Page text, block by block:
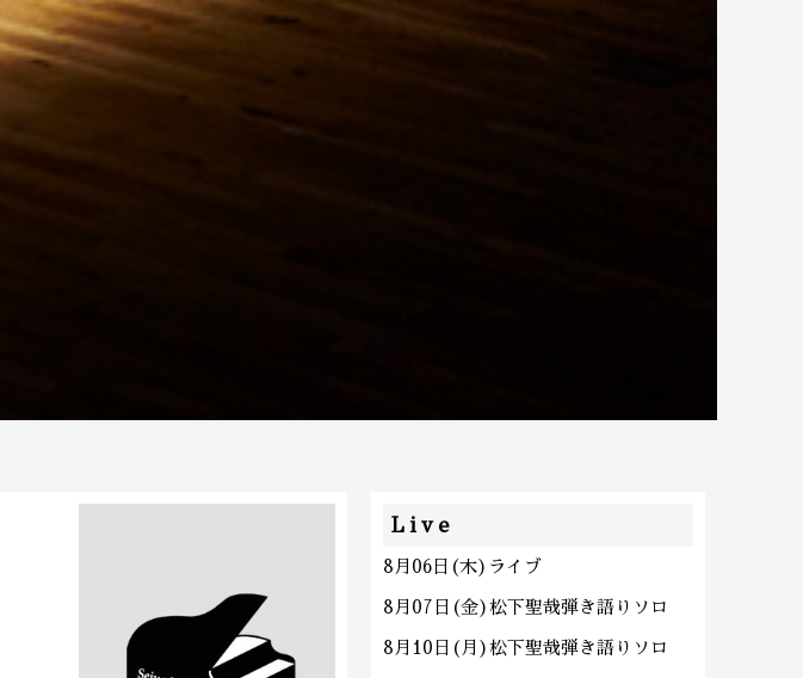
Live
8月06日(木)ライブ
8月07日(金)松下聖哉弾き語りソロ
8月10日(月)松下聖哉弾き語りソロ